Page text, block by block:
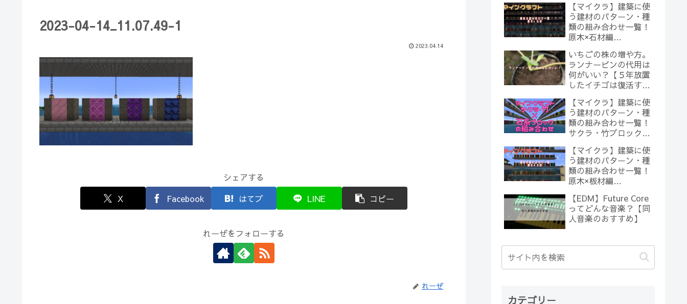
2023-04-14_11.07.49-1
2023.04.14
シェアする
X
Facebook はてブ LINE コピー
れーぜをフォローする
れーぜ
【マイクラ】建築に使
う建材のパターン・種
類の組み合わせ一覧！
原木×石材編
いちごの株の増や方。
ランナーピンの代用は
何がいい？【５年放置
したイチゴは復活する
【マイクラ】建築に使
う建材のパターン・種
類の組み合わせ一覧！
サクラ・竹ブロック×
【Minecraft】
【マイクラ】建築に使
う建材のパターン・種
類の組み合わせ一覧！
原木×板材編
【EDM】Future Core
ってどんな音楽？【同
人音楽のおすすめ】
カテゴリー